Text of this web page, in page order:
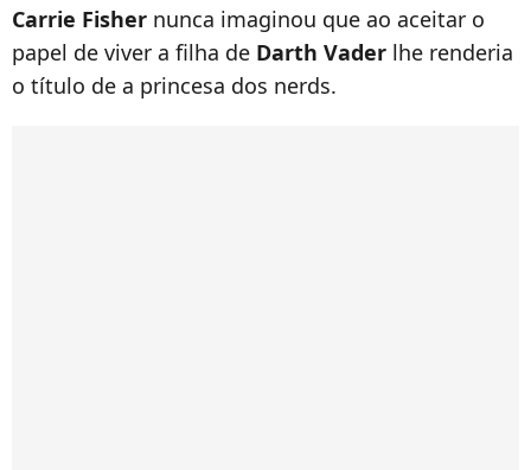
Carrie Fisher nunca imaginou que ao aceitar o
papel de viver a filha de Darth Vader lhe renderia
o título de a princesa dos nerds.